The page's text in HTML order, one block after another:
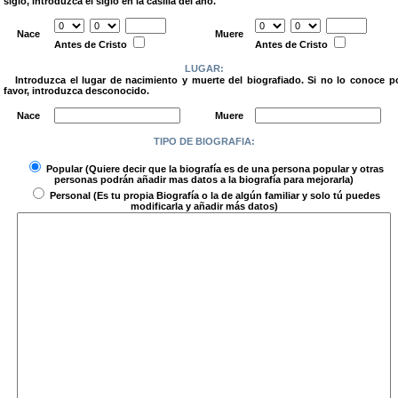
Nace
Antes de Cristo
Muere
Antes de Cristo
LUGAR:
Introduzca el lugar de nacimiento y muerte del biografiado. Si no lo conoce
favor, introduzca desconocido.
Nace
Muere
TIPO DE BIOGRAFIA:
Popular(Quiere decir que la biografía es de una persona popular y otras
personas podrán añadir mas datos a la biografía para mejorarla)
Personal(Es tu propia Biografía o la de algún familiar y solo tú puedes
modificarla y añadir más datos)